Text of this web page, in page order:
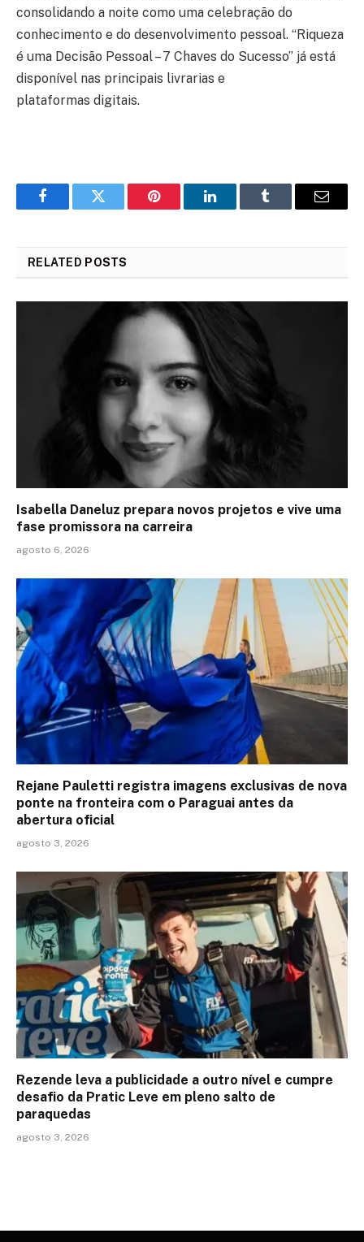
consolidando a noite como uma celebração do
conhecimento e do desenvolvimento pessoal. “Riqueza
é uma Decisão Pessoal – 7 Chaves do Sucesso” já está
disponível nas principais livrarias e
plataformas digitais.
FacebookTwitter Pinterest LinkedInTumblr Email
RELATED POSTS
Isabella Daneluz prepara novos projetos e vive uma
fase promissora na carreira
agosto 6, 2026
Rejane Pauletti registra imagens exclusivas de nova
ponte na fronteira com o Paraguai antes da
abertura oficial
agosto 3, 2026
Rezende leva a publicidade a outro nível e cumpre
desafio da Pratic Leve em pleno salto de
paraquedas
agosto 3, 2026